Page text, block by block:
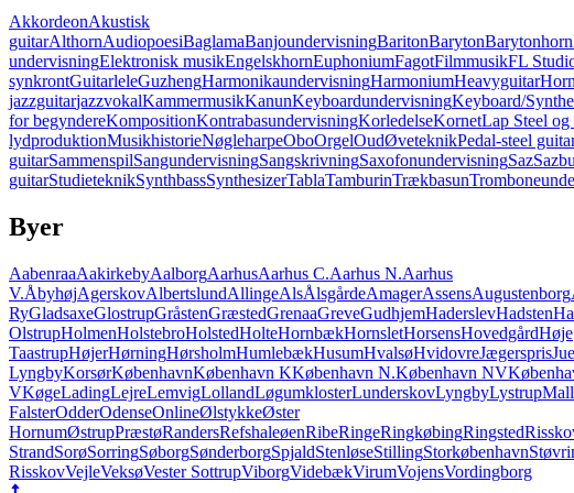
AkkordeonAkustisk
guitarAlthornAudiopoesiBaglamaBanjoundervisningBaritonBarytonBarytonhorn
undervisningElektronisk musikEngelskhornEuphoniumFagotFilmmusikFL
synkrontGuitarleleGuzhengHarmonikaundervisningHarmoniumHeavyguitar
jazzguitarjazzvokalKammermusikKanunKeyboardundervisningKeyboard/
for begyndereKompositionKontrabasundervisningKorledelseKornetLap Steel
lydproduktionMusikhistorieNøgleharpeOboOrgelOudØveteknikPedal-steel
guitarSammenspilSangundervisningSangskrivningSaxofonundervisningSaz
guitarStudieteknikSynthbassSynthesizerTablaTamburinTrækbasun
Byer
AabenraaAakirkebyAalborgAarhusAarhus C.Aarhus N.Aarhus
V.ÅbyhøjAgerskovAlbertslundAllingeAlsÅlsgårdeAmagerAssensAugustenborg
RyGladsaxeGlostrupGråstenGræstedGrenaaGreveGudhjemHaderslevHadsten
OlstrupHolmenHolstebroHolstedHolteHornbækHornsletHorsensHovedgårdHøje
TaastrupHøjerHørningHørsholmHumlebækHusumHvalsøHvidovreJægerspris
LyngbyKorsørKøbenhavnKøbenhavn KKøbenhavn N.København NV
VKøgeLadingLejreLemvigLollandLøgumklosterLunderskovLyngbyLystrup
FalsterOdderOdenseOnlineØlstykkeØster
HornumØstrupPræstøRandersRefshaleøenRibeRingeRingkøbingRingsted
StrandSorøSorringSøborgSønderborgSpjaldStenløseStillingStorkøbenhavn
RisskovVejleVeksøVester SottrupViborgVidebækVirumVojensVordingborg